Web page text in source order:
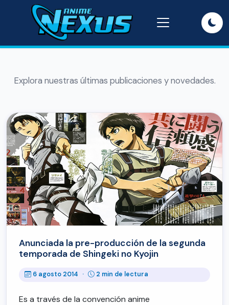
Explora nuestras últimas publicaciones y novedades.
Anunciada la pre-producción de la segunda
temporada de Shingeki no Kyojin
6 agosto 2014 · 2 min de lectura
Es a través de la convención anime